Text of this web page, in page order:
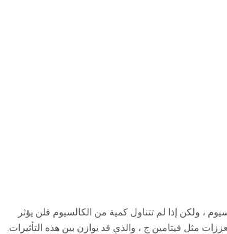
، ولكن إذا لم تتناول كمية من الكالسيوم فلن يؤثر
مثل فيتامين ج ، والذي قد يوازن بين هذه التأثيرات.